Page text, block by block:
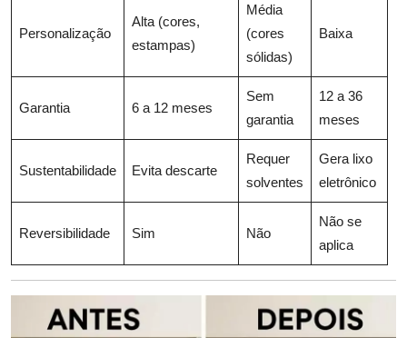
Personalização
Alta (cores,
estampas)
Média
(cores
sólidas)
Baixa
Garantia 6 a 12 meses
Sem
garantia
12 a 36
meses
Sustentabilidade Evita descarte
Requer
solventes
Gera lixo
eletrônico
Reversibilidade Sim Não
Não se
aplica